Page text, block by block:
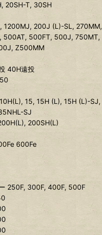
20SH-T, 30SH
1200MJ, 200J (L)-SL,
500AT, 500FT, 500J, 750MT,
Z500MM
40H遠投
15, 15H (L), 15H (L)-
SJ
200SH(L)
600Fe
250F, 300F, 400F, 500F